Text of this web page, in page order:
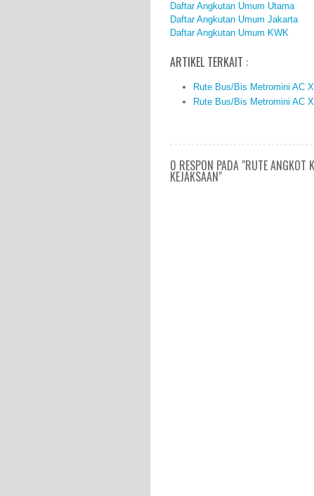
Daftar Angkutan Umum Utama
Daftar Angkutan Umum Jakarta
Daftar Angkutan Umum KWK
ARTIKEL TERKAIT :
Rute Bus/Bis Metromini AC
Rute Bus/Bis Metromini AC
0 RESPON PADA "RUTE ANGKOT
KEJAKSAAN"